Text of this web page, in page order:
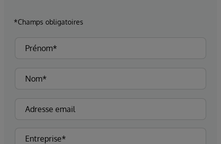
*Champs obligatoires